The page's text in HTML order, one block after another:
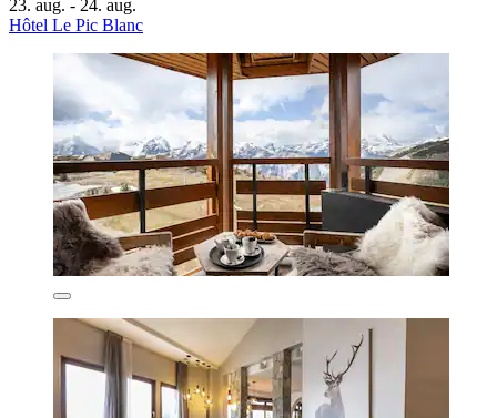
23. aug. - 24. aug.
Hôtel Le Pic Blanc